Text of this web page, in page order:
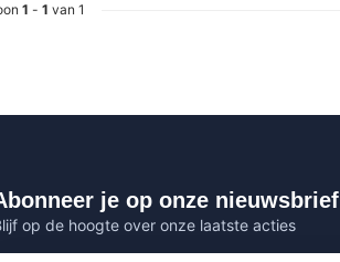
1 - 1 van 1
je op onze nieuwsbrief
op de hoogte over onze laatste acties